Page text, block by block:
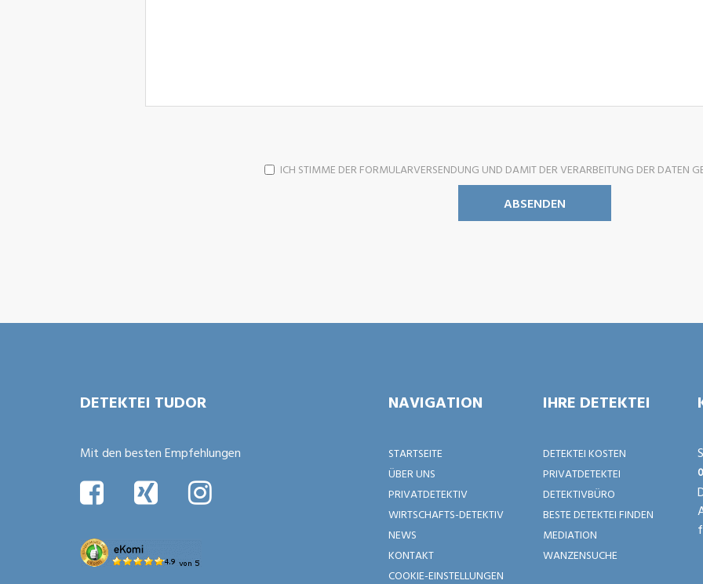
ICH STIMME DER FORMULARVERSENDUNG UND DAMIT DER VERARBEITUNG DER DATEN
ABSENDEN
DETEKTEI TUDOR
Mit den besten Empfehlungen
NAVIGATION
STARTSEITE
ÜBER UNS
PRIVATDETEKTIV
WIRTSCHAFTS-DETEKTIV
NEWS
KONTAKT
COOKIE-EINSTELLUNGEN
IHRE DETEKTEI
DETEKTEI KOSTEN
PRIVATDETEKTEI
DETEKTIVBÜRO
BESTE DETEKTEI FINDEN
MEDIATION
WANZENSUCHE